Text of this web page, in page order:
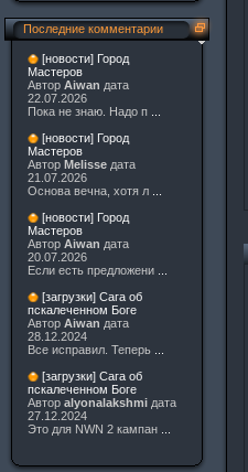
Последние комментарии
[новости] Город
Мастеров
Автор Aiwan дата
22.07.2026
Пока не знаю. Надо п
[новости] Город
Мастеров
Автор Melisse дата
21.07.2026
Основа вечна, хотя л
[новости] Город
Мастеров
Автор Aiwan дата
20.07.2026
Если есть предложени
[загрузки] Сага об
пскалеченном Боге
Автор Aiwan дата
28.12.2024
Все исправил. Теперь
[загрузки] Сага об
пскалеченном Боге
Автор alyonalakshmi дата
27.12.2024
Это для NWN 2 кампан ...